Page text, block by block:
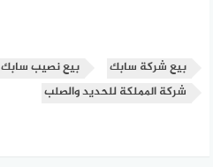
بيع شركة سابك بيع نصيب سابك
شركة المملكة للحديد والصلب